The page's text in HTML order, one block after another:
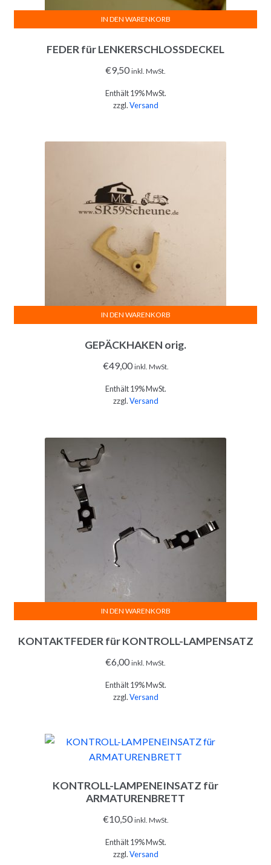
FEDER für LENKERSCHLOSSDECKEL
€9,50 inkl. MwSt.
Enthält 19% MwSt.
zzgl.Versand
IN DEN WARENKORB
GEPÄCKHAKEN orig.
€49,00 inkl. MwSt.
Enthält 19% MwSt.
zzgl.Versand
IN DEN WARENKORB
KONTAKTFEDER für KONTROLL-LAMPENSATZ
€6,00 inkl. MwSt.
Enthält 19% MwSt.
zzgl.Versand
IN DEN WARENKORB
KONTROLL-LAMPENEINSATZ für
ARMATURENBRETT
€10,50 inkl. MwSt.
Enthält 19% MwSt.
zzgl.Versand